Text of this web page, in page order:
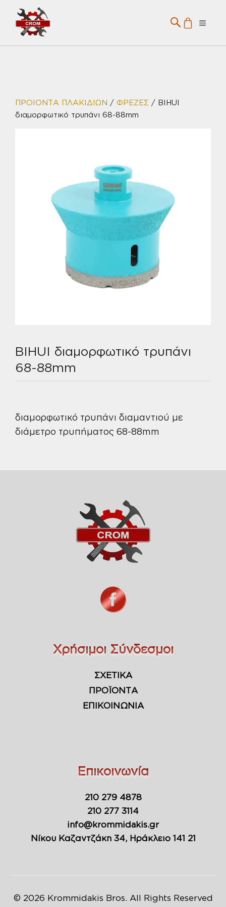
Μετάβαση
περιεχόμενο
Menu
ΠΡΟΙΟΝΤΑ ΠΛΑΚΙΔΙΩΝ / ΦΡΕΖΕΣ / BIHUI
διαμορφωτικό τρυπάνι 68-88mm
BIHUI διαμορφωτικό τρυπάνι
68-88mm
διαμορφωτικό τρυπάνι διαμαντιού με
διάμετρο τρυπήματος 68-88mm
Χρήσιμοι Σύνδεσμοι
ΣΧΕΤΙΚΑ
ΠΡΟΪΟΝΤΑ
ΕΠΙΚΟΙΝΩΝΙΑ
Επικοινωνία
210 279 4878
210 277 3114
info@krommidakis.gr
Νίκου Καζαντζάκη 34, Ηράκλειο 141 21
© 2026 Krommidakis Bros. All Rights Reserved